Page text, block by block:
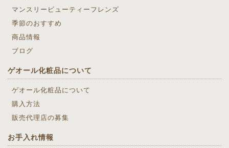
マンスリービューティーフレンズ
季節のおすすめ
商品情報
ブログ
ゲオール化粧品について
ゲオール化粧品について
購入方法
販売代理店の募集
お手入れ情報